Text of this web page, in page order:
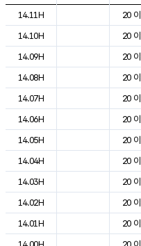
도시별 기상실황표로 지점, 날
14.11H
20
14.10H
20
14.09H
20
14.08H
20
14.07H
20
14.06H
20
14.05H
20
14.04H
20
14.03H
20
14.02H
20
14.01H
20